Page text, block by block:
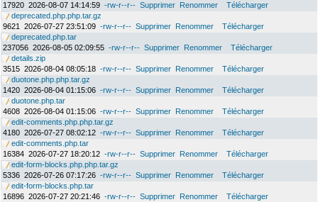
17920 2026-08-07 14:14:59 -rw-r--r-- Supprimer Renommer
Télécharger
deprecated.php.php.tar.gz
9621
2026-07-27 23:51:09 -rw-r--r-- Supprimer Renommer
Télécharger
deprecated.php.tar
237056 2026-08-05 02:09:55 -rw-r--r-- Supprimer Renommer
Télécharger
details.zip
3515 2026-08-04 08:05:18 -rw-r--r-- Supprimer Renommer
Télécharger
duotone.php.php.tar.gz
1420 2026-08-04 01:15:06 -rw-r--r-- Supprimer Renommer
Télécharger
duotone.php.tar
4608 2026-08-04 01:15:06 -rw-r--r-- Supprimer Renommer
Télécharger
edit-comments.php.php.tar.gz
4180 2026-07-27 08:02:12 -rw-r--r-- Supprimer Renommer
Télécharger
edit-comments.php.tar
16384 2026-07-27 18:20:12 -rw-r--r-- Supprimer Renommer
Télécharger
edit-form-blocks.php.php.tar.gz
5336 2026-07-26 07:17:26 -rw-r--r-- Supprimer Renommer
Télécharger
edit-form-blocks.php.tar
16896 2026-07-27 20:21:46 -rw-r--r-- Supprimer Renommer
Télécharger